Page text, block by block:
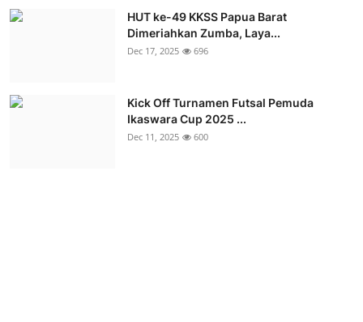
HUT ke-49 KKSS Papua Barat
Dimeriahkan Zumba, Laya...
Dec 17, 2025 696
Kick Off Turnamen Futsal Pemuda
Ikaswara Cup 2025 ...
Dec 11, 2025 600